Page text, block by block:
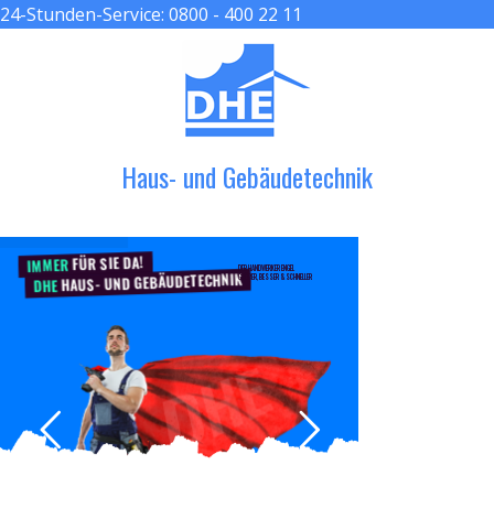
24-Stunden-Service: 0800 - 400 22 11
Haus- und Gebäudetechnik
IMMERFÜR SIE DA!
DHEHAUS- UND GEBÄUDETECHNIK
DER HANDWERKER ENGEL
GRÖßER, BESSER & SCHNELLER